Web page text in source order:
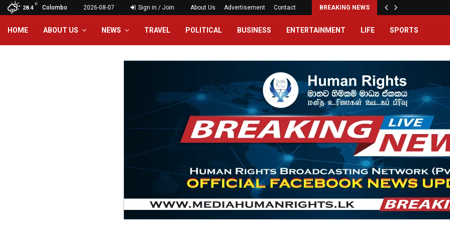
28.4
C
Colombo 2026-08-07 Sign in / Join About Us Advertisement Contact BREAKING NEWS
HOME ABOUT US NEWS TRAVEL POLITICAL BUSINESS ENTERTAINMENT LIFE SPORTS